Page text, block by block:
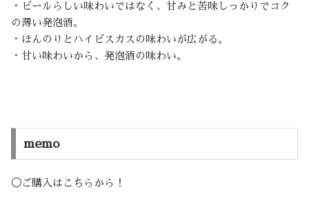
・ビールらしい味わいではなく、甘みと苦味しっかりでコク
の薄い発泡酒。
・ほんのりとハイビスカスの味わいが広がる。
・甘い味わいから、発泡酒の味わい。
memo
◯ご購入はこちらから！